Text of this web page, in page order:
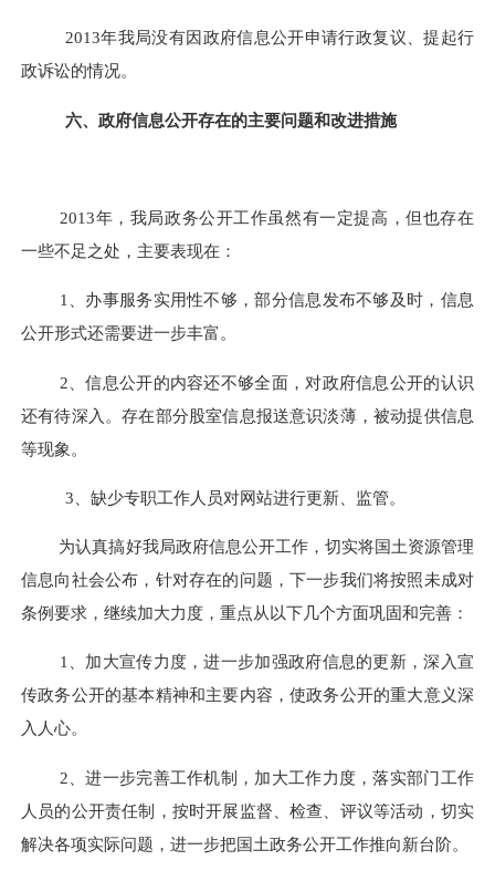
2013年我局没有因政府信息公开申请行政复议、提起行
政诉讼的情况。
六、政府信息公开存在的主要问题和改进措施
2013年，我局政务公开工作虽然有一定提高，但也存在
一些不足之处，主要表现在：
1、办事服务实用性不够，部分信息发布不够及时，信息
公开形式还需要进一步丰富。
2、信息公开的内容还不够全面，对政府信息公开的认识
还有待深入。存在部分股室信息报送意识淡薄，被动提供信息
等现象。
3、缺少专职工作人员对网站进行更新、监管。
为认真搞好我局政府信息公开工作，切实将国土资源管理
信息向社会公布，针对存在的问题，下一步我们将按照未成对
条例要求，继续加大力度，重点从以下几个方面巩固和完善：
1、加大宣传力度，进一步加强政府信息的更新，深入宣
传政务公开的基本精神和主要内容，使政务公开的重大意义深
入人心。
2、进一步完善工作机制，加大工作力度，落实部门工作
人员的公开责任制，按时开展监督、检查、评议等活动，切实
解决各项实际问题，进一步把国土政务公开工作推向新台阶。